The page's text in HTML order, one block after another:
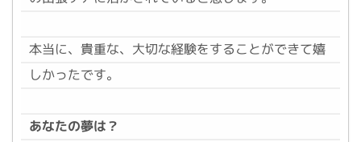
本当に、貴重な、大切な経験をすることができて嬉
しかったです。
あなたの夢は？